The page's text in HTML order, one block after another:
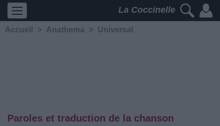
La Coccinelle
Accueil > Anathema > Universal
Paroles et traduction de la chanson